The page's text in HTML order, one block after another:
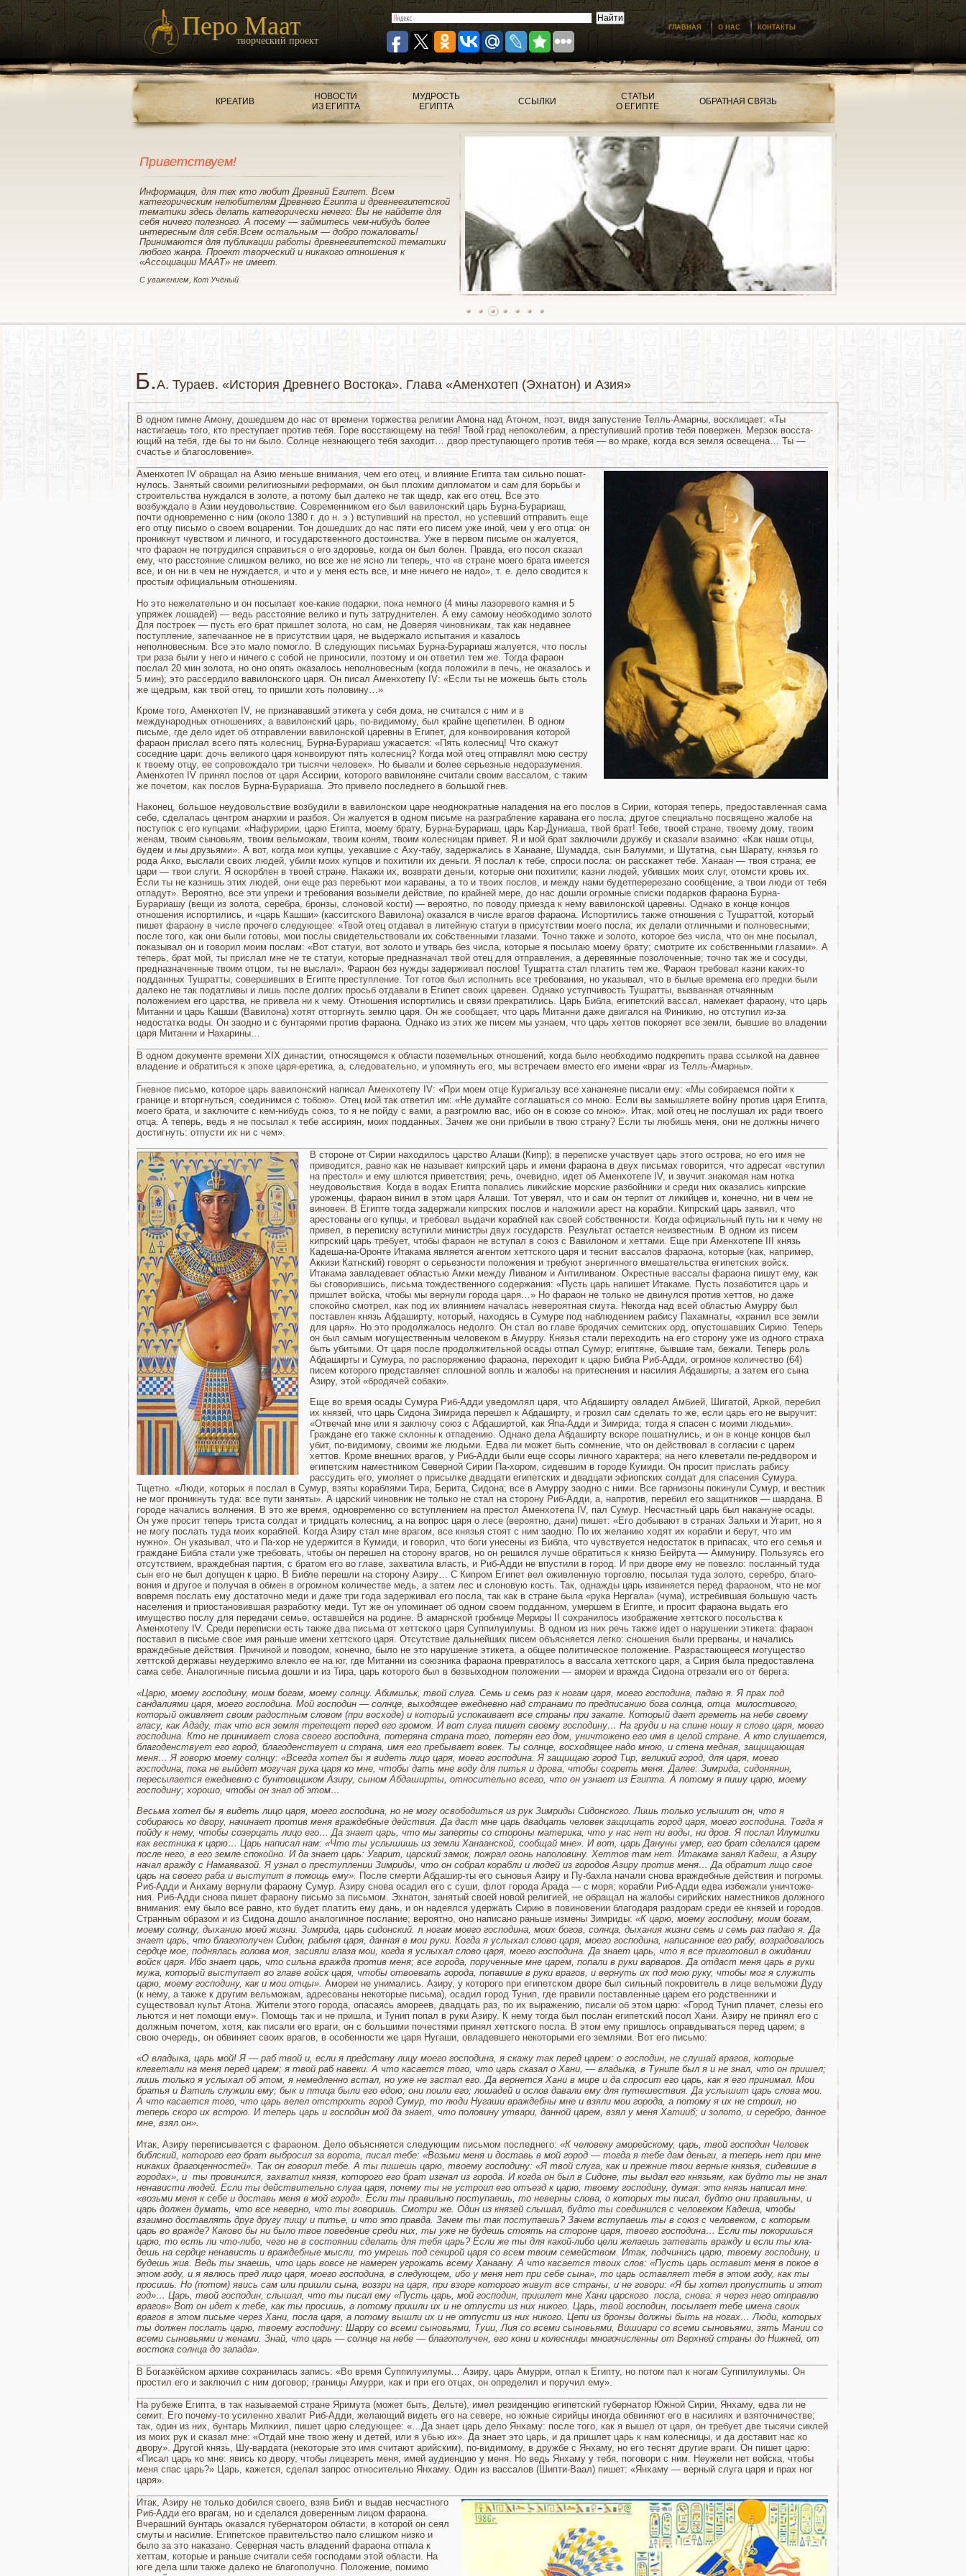
Перо Маат
творческий проект
ГЛАВНАЯ О НАС КОНТАКТЫ
КРЕАТИВ
НОВОСТИ
ИЗ ЕГИПТА
МУДРОСТЬ
ЕГИПТА
ССЫЛКИ
СТАТЬИ
О ЕГИПТЕ
ОБРАТНАЯ СВЯЗЬ
Приветствуем!
Информация, для тех кто любит Древний Египет. Всем
категорическим нелюбителям Древнего Египта и древнеегипетской
тематики здесь делать категорически нечего: Вы не найдете для
себя ничего полезного. А посему — займитесь чем-нибудь более
интересным для себя.Всем остальным — добро пожаловать!
Принимаются для публикации работы древнеегипетской тематики
любого жанра. Проект творческий и никакого отношения к
«Ассоциации МААТ» не имеет.
С уважением, Кот Учёный
1 2 3 4 5 6 7
Б.А. Тураев. «История Древнего Востока». Глава «Аменхотеп (Эхнатон) и Азия»
В одном гимне Амону, до­шедшем до нас от времени торжества религии Амона над Атоном, поэт, видя запу­стение Телль-Амарны, вос­клицает: «Ты
настигаешь того, кто преступает против тебя. Горе восстающему на тебя! Твой град непоколебим, а преступивший против тебя повержен. Мерзок восста­
ющий на тебя, где бы то ни было. Солнце незнающего тебя заходит… двор престу­пающего против тебя — во мраке, когда вся земля ос­вещена… Ты —
счастье и благословение».
Аменхотеп IV обращал на Азию меньше внимания, чем его отец, и влияние Египта там сильно пошат­
нулось. Занятый своими религиозными реформа­ми, он был плохим дипломатом и сам для борьбы и
строительства нуждался в золоте, а потому был далеко не так щедр, как его отец. Все это
возбуждало в Азии неудовольствие. Современником его был вавилонский царь Бурна-Бурариаш,
почти одновременно с ним (около 1380 г. до н. э.) вступивший на престол, но успевший отправить еще
его отцу письмо о своем воцарении. Тон дошедших до нас пяти его писем уже иной, чем у его отца: он
проникнут чувством и личного, и го­сударственного достоинства. Уже в первом письме он жалу­ется,
что фараон не потрудился справиться о его здоровье, когда он был болен. Правда, его посол сказал
ему, что рас­стояние слишком велико, но все же не ясно ли теперь, что «в стране моего брата имеется
все, и он ни в чем не нуждается, и что и у меня есть все, и мне ничего не надо», т. е. дело сводит­ся к
простым официальным отношениям.
Но это нежелательно и он посылает кое-какие подарки, пока немного (4 мины лазоревого камня и 5
упряжек лошадей) — ведь расстояние велико и путь затруднителен. А ему самому необходимо золото
Для построек — пусть его брат пришлет золота, но сам, не Доверяя чиновникам, так как недавнее
поступление, запечаанное не в присутствии царя, не выдержало испытания и казалось
неполновесным. Все это мало помогло. В следующих письмах Бурна-Бурариаш жалуется, что послы
три раза были у него и ничего с собой не приносили, поэтому и он ответил тем же. Тогда фараон
послал 20 мин золота, но оно опять оказалось неполновесным (когда положили в печь, не оказалось и
5 мин); это рассердило вавилонского царя. Он писал Аменхотепу IV: «Если ты не можешь быть столь
же щедрым, как твой отец, то пришли хоть половину…»
Кроме того, Аменхотеп IV, не признававший этикета у себя дома, не считался с ним и в
международных отношениях, а вавилонс­кий царь, по-видимому, был крайне щепетилен. В одном
письме, где дело идет об отправлении вавилонской царевны в Египет, для конвоирования которой
фараон прислал всего пять колесниц, Бурна-Бурариаш ужасается: «Пять колес­ниц! Что скажут
соседние цари: дочь великого царя конвои­руют пять колесниц? Когда мой отец отправлял мою сестру
к твоему отцу, ее сопровождало три тысячи человек». Но бы­вали и более серьезные недоразумения.
Аменхотеп IV при­нял послов от царя Ассирии, которого вавилоняне считали своим вассалом, с таким
же почетом, как послов Бурна-Бурариаша. Это привело последнего в большой гнев.
Наконец, большое неудовольствие возбудили в вавилон­ском царе неоднократные нападения на его послов в Сирии, которая теперь, предоставленная сама
себе, сделалась цен­тром анархии и разбоя. Он жалуется в одном письме на раз­грабление каравана его посла; другое специально посвяще­но жалобе на
поступок с его купцами: «Нафуририи, царю Египта, моему брату, Бурна-Бурариаш, царь Кар-Дуниаша, твой брат! Тебе, твоей стране, твоему дому, твоим
женам, тво­им сыновьям, твоим вельможам, твоим коням, твоим колес­ницам привет. Я и мой брат заключили дружбу и сказали взаимно: «Как наши отцы,
будем и мы друзьями». А вот, ког­да мои купцы, уехавшие с Аху-табу, задержались в Ханаане, Шумадда, сын Балумми, и Шутатна, сын Шарату, князья го
рода Акко, выслали своих людей, убили моих купцов и похитили их деньги. Я послал к тебе, спроси посла: он расскажет тебе. Ханаан — твоя страна; ее
цари — твои слуги. Я оскорблен в твоей стране. Накажи их, возврати деньги, которые они похитили; казни людей, убивших моих слуг, отомсти кровь их.
Если ты не казнишь этих людей, они еще раз пере­бьют мои караваны, а то и твоих послов, и между нами будетперерезано сообщение, а твои люди от тебя
отпадут». Beроятно, все эти упреки и требования возымели действие, по крайней мере, до нас дошли огромные списки подарков фа­раона Бурна-
Бурариашу (вещи из золота, серебра, бронзы, слоновой кости) — вероятно, по поводу приезда к нему вави­лонской царевны. Однако в конце концов
отношения испор­тились, и «царь Кашши» (касситского Вавилона) оказался в числе врагов фараона. Испортились также отношения с Тушраттой, который
пи­шет фараону в числе прочего следующее: «Твой отец отда­вал в литейную статуи в присутствии моего посла; их делали отличными и полновесными;
после того, как они были гото­вы, мои послы свидетельствовали их собственными глазами. Точно также и золото, которое без числа, что он мне посылал,
показывал он и говорил моим послам: «Вот статуи, вот золото и утварь без числа, которые я посылаю моему брату; смотри­те их собственными глазами». А
теперь, брат мой, ты при­слал мне не те статуи, которые предназначал твой отец для отправления, а деревянные позолоченные; точно так же и со­суды,
предназначенные твоим отцом, ты не выслал». Фараон без нужды задерживал послов! Тушратта стал платить тем же. Фараон требовал казни каких-то
подданных Тушратты, совершивших в Египте преступление. Тот готов был испол­нить все требования, но указывал, что в былые времена его предки были
далеко не так податливы и лишь после долгих просьб отдавали в Египет своих царевен. Однако уступчи­вость Тушратты, вызванная отчаянным
положением его цар­ства, не привела ни к чему. Отношения испортились и связи прекратились. Царь Библа, египетский вассал, намекает фараону, что царь
Митанни и царь Кашши (Вавилона) хотят отторгнуть землю царя. Он же сообщает, что царь Митанни даже двигался на Финикию, но отступил из-за
недостатка воды. Он заодно и с бунтарями против фараона. Однако из этих же писем мы узнаем, что царь хеттов покоряет все зем­ли, бывшие во владении
царя Митанни и Нахарины…
В одном документе вре­мени XIX династии, относя­щемся к области поземель­ных отношений, когда было необходимо подкрепить пра­ва ссылкой на давнее
вла­дение и обратиться к эпохе царя-еретика, а, следова­тельно, и упомянуть его, мы встречаем вместо его име­ни «враг из Телль-Амарны».
Гневное письмо, которое царь вавилонский написал Аменхотепу IV: «При моем отце Куригальзу все хананеяне писали ему: «Мы соби­раемся пойти к
границе и вторгнуться, соединимся с то­бою». Отец мой так отве­тил им: «Не думайте согла­шаться со мною. Если вы за­мышляете войну против царя Египта,
моего брата, и заклю­чите с кем-нибудь союз, то я не пойду с вами, а разгром­лю вас, ибо он в союзе со мною». Итак, мой отец не послушал их ради твоего
отца. А теперь, ведь я не по­сылал к тебе ассириян, моих подданных. Зачем же они прибыли в твою страну? Если ты любишь меня, они не дол­жны ничего
достигнуть: от­пусти их ни с чем».
В стороне от Сирии находилось царство Алаши (Кипр); в переписке участвует царь этого острова, но его имя не
приво­дится, равно как не называет кипрский царь и имени фараона в двух письмах говорится, что адресат «вступил
на пре­стол» и ему шлются приветствия; речь, очевидно, идет об Аменхотепе IV, и звучит знакомая нам нотка
неудовольствия. Когда в водах Египта попались ликийские морские разбойники и среди них оказались кипрские
уроженцы, фараон винил в этом царя Алаши. Тот уверял, что и сам он терпит от ликийцев и, конечно, ни в чем не
виновен. В Египте тогда задержали кипрских послов и наложили арест на корабли. Кипрский царь заявил, что
арестованы его купцы, и требо­вал выдачи кораблей как своей собственности. Когда офи­циальный путь ни к чему не
привел, в переписку вступили министры двух государств. Результат остается неизвестным. В одном из писем
кипрский царь требует, чтобы фараон не вступал в союз с Вавилоном и хеттами. Еще при Аменхотепе III князь
Кадеша-на-Оронте Итакама является агентом хеттского царя и теснит вассалов фа­раона, которые (как, например,
Аккизи Катнский) говорят о серьезности положения и требуют энергичного вмеша­тельства египетских войск.
Итакама завладевает областью Амки между Ливаном и Антиливаном. Окрестные вассалы фараона пишут ему, как
бы сговорившись, письма тожде­ственного содержания: «Пусть царь напишет Итакаме. Пусть позаботится царь и
пришлет войска, чтобы мы вер­нули города царя…» Но фараон не только не двинулся про­тив хеттов, но даже
спокойно смотрел, как под их влиянием началась невероятная смута. Некогда над всей областью Амурру был
поставлен князь Абдаширту, который, нахо­дясь в Сумуре под наблюдением рабису Пахамнаты, «хра­нил все земли
для царя». Но это продолжалось недолго. Он стал во главе бродячих семитских орд, опустошавших Сирию. Теперь
он был самым могущественным человеком в Амурру. Князья стали переходить на его сторону уже из одного страха
быть убитыми. От царя после продолжитель­ной осады отпал Сумур; египтяне, бывшие там, бежали. Теперь роль
Абдаширты и Сумура, по распоряжению фа­раона, переходит к царю Библа Риб-Адди, огромное коли­чество (64)
писем которого представляет сплошной вопль и жалобы на притеснения и насилия Абдаширты, а затем его сына
Азиру, этой «бродячей собаки».
Еще во время оса­ды Сумура Риб-Адди уведомлял царя, что Абдаширту овла­дел Амбией, Шигатой, Аркой, перебил
их князей, что царь Сидона Зимрида перешел к Абдаширту, и грозил сам сде­лать то же, если царь его не выручит:
«Отвечай мне или я заключу союз с Абдаширтой, как Япа-Адди и Зимрида; тог­да я спасен с моими людьми».
Граждане его также склонны к отпадению. Однако дела Абдаширту вскоре пошатнулись, и он в конце концов был
убит, по-видимому, своими же людьми. Едва ли может быть сомнение, что он действовал в согласии с царем
хеттов. Кроме внешних врагов, у Риб-Адди были еще ссоры личного характера; на него клеветали пе-реддвором и
египетским наместником Северной Сирии Па-хором, сидевшим в городе Кумиди. Он просит прислать ра­бису
рассудить его, умоляет о присылке двадцати египетс­ких и двадцати эфиопских солдат для спасения Сумура.
Тщетно. «Люди, которых я послал в Сумур, взяты корабля­ми Тира, Берита, Сидона; все в Амурру заодно с ними. Все гарнизоны покинули Сумур, и вестник
не мог проникнуть туда: все пути заняты». А царский чиновник не только не стал на сторону Риб-Адди, а, напротив, перебил его защитников — шардана. В
городе начались волнения. В это же время, одновременно со вступлением на престол Аменхотепа IV, пал Сумур. Несчастный царь был накануне осады.
Он уже просит теперь триста солдат и тридцать ко­лесниц, а на вопрос царя о лесе (вероятно, дани) пишет: «Его добывают в странах Зальхи и Угарит, но я
не могу послать туда моих кораблей. Когда Азиру стал мне врагом, все кня­зья стоят с ним заодно. По их желанию ходят их корабли и берут, что им
нужно». Он указывал, что и Па-хор не удер­жится в Кумиди, и говорил, что боги унесены из Библа, что чувствуется недостаток в припасах, что его семья и
гражда­не Библа стали уже требовать, чтобы он перешел на сторо­ну врагов, но он решился лучше обратиться к князю Бейру­та — Аммуниру. Пользуясь его
отсутствием, враждебная партия, с братом его во главе, захватила власть, и Риб-Адди не впустили в город. И при дворе ему не повезло: послан­ный туда
сын его не был допущен к царю. В Библе перешли на сторону Азиру… С Кипром Египет вел ожив­ленную торговлю, посылая туда золото, серебро, благо­
вония и другое и получая в обмен в огромном количе­стве медь, а затем лес и сло­новую кость. Так, однажды царь извиняется перед фара­оном, что не мог
вовремя послать ему достаточно меди и даже три года задерживал его посла, так как в стране была «рука Нергала» (чума), истребившая большую часть
населения и приостановившая разработку меди. Тут же он упоминает об одном своем подданном, умершем в Егип­те, и просит фараона выдать его
имущество послу для пе­редачи семье, оставшейся на родине. В амарнской гробнице Мериры II сохранилось изобра­жение хеттского посольства к
Аменхотепу IV. Среди пе­реписки есть также два пись­ма от хеттского царя Суппилуилумы. В одном из них речь также идет о нарушении эти­кета: фараон
поставил в письме свое имя раньше имени хеттского царя. От­сутствие дальнейших писем объясняется легко: сношения были прерваны, и начались
враждебные действия. При­чиной и поводом, конечно, было не это нарушение эти­кета, а общее политическое положение. Разрастающее­ся могущество
хеттской дер­жавы неудержимо влекло ее на юг, где Митанни из со­юзника фараона преврати­лось в вассала хеттского царя, а Сирия была предоставле­на
сама себе. Аналогичные письма дошли и из Тира, царь которого был в безвыходном положении — амореи и вражда Сидона отре­зали его от берега:
«Царю, моему господину, моим богам, моему солнцу. Абимильк, твой слуга. Семь и семь раз к ногам царя, мо­его господина, падаю я. Я прах под
сандалиями царя, моего господина. Мой господин — солнце, выходящее ежедневно над странами по предписанию бога солнца, отца милостивого,
который оживляет своим ра­достным словом (при восходе) и который успокаивает все страны при закате. Который дает греметь на небе своему
гласу, как Ададу, так что вся земля трепещет перед его громом. И вот слуга пишет своему господину… На груди и на спине ношу я слово царя, моего
гос­подина. Кто не принимает слова своего господина, по­теряна страна того, потерян его дом, уничтожено его имя в целой стране. А кто слушается,
благоден­ствует его город, благоденствует и страна, имя его пребывает вовек. Ты солнце, восходящее надо мною, и стена медная, защищающая
меня… Я говорю моему сол­нцу: «Всегда хотел бы я видеть лицо царя, моего госпо­дина. Я защищаю город Тир, великий город, для царя, моего
господина, пока не выйдет могучая рука царя ко мне, чтобы дать мне воду для питья и дрова, чтобы согреть меня. Далее: Зимрида, сидонянин,
пересы­лается ежедневно с бунтовщиком Азиру, сыном Абдаширты, относительно всего, что он узнает из Егип­та. А потому я пишу царю, моему
господину; хорошо, чтобы он знал об этом…
Весьма хотел бы я видеть лицо царя, моего господи­на, но не могу освободиться из рук Зимриды Сидонского. Лишь только услышит он, что я
собираюсь ко дво­ру, начинает против меня враждебные действия. Да даст мне царь двадцать человек защищать город царя, моего господина. Тогда я
пойду к нему, чтобы созер­цать лицо его… Да знает царь, что мы заперты со сто­роны материка, что у нас нет ни воды, ни дров. Я по­слал Илумилки
как вестника к царю… Царь написал нам: «Что ты услышишь из земли Ханаанской, сообщай мне». И вот, царь Дануны умер, его брат сделался царем
пос­ле него, в его земле спокойно. И да знает царь: Угарит, царский замок, пожрал огонь наполовину. Хеттов там нет. Итакама занял Кадеш, а Азиру
начал вражду с Намаявазой. Я узнал о преступлении Зимриды, что он со­брал корабли и людей из городов Азиру против меня… Да обратит лицо свое
царь на своего раба и выступит в помощь ему».
После смерти Абдашир-ты его сыновья Азиру и Пу-бахла начали снова враж­дебные действия и погро­мы.
Риб-Адди и Анхаму вернули фараону Сумур. Азиру снова осадил его с суши, флот города Арада — с моря; корабли Риб-Адди едва избежали уничтоже­
ния. Риб-Адди снова пишет фараону письмо за пись­мом. Эхнатон, занятый своей но­вой религией, не обращал на жалобы сирийских намест­ников должного
внимания: ему было все равно, кто бу­дет платить ему дань, и он надеялся удержать Сирию в повиновении благодаря раз­дорам среди ее князей и городов.
Странным образом и из Сидона дошло аналогичное по­слание; вероятно, оно написано раньше измены Зимриды: «К царю, моему господину, моим богам,
моему солн­цу, дыханию моей жизни. Зимрида, царь сидонский. л ногам моего господина, моих богов, солнца, дыхания жизни семь и семь раз падаю я. Да
знает царь, что бла­гополучен Сидон, рабыня царя, данная в мои руки. Ког­да я услыхал слово царя, моего господина, написанное его рабу, возрадовалось
сердце мое, поднялась голова моя, засияли глаза мои, когда я услыхал слово царя, мо­его господина. Да знает царь, что я все приготовил в ожидании
войск царя. Ибо знает царь, что сильна враж­да против меня; все города, порученные мне царем, по­пали в руки варваров. Да отдаст меня царь в руки
мужа, который выступает во главе войск царя, чтобы отво­евать города, попавшие в руки врагов, и вернуть их под мою руку, чтобы мог я служить
царю, моему господи­ну, как и мои отцы». Амореи не унимались. Азиру, у которого при египетском дворе был сильный покровитель в лице вельможи Дуду
(к нему, а также к другим вельможам, адресованы некоторые письма), осадил город Тунип, где правили поставленные ца­рем его родственники и
существовал культ Атона. Жители этого города, опасаясь амореев, двадцать раз, по их выраже­нию, писали об этом царю: «Город Тунип плачет, слезы его
льются и нет помощи ему». Помощь так и не пришла, и Ту­нип попал в руки Азиру. К нему тогда был послан египетский посол Хани. Азиру не принял его с
должным почетом, хотя, как писали его враги, он с большими почестями принял хет­тского посла. В этом ему пришлось оправдываться перед ца­рем; в
свою очередь, он обвиняет своих врагов, в особенности же царя Нугаши, овладевшего некоторыми его землями. Вот его письмо:
«О владыка, царь мой! Я — раб твой и, если я пред­стану лицу моего господина, я скажу так перед царем: о господин, не слушай врагов, которые
клеветали на меня перед царем; я твой раб навеки. А что касается того, что царь сказал о Хани, — владыка, в Тунипе был я и не знал, что он пришел;
лишь только я услыхал об этом, я немедленно встал, но уже не застал его. Да вернется Хани в мире и да спросит его царь, как я его принимал. Мои
братья и Ватиль служили ему; бык и птица были его едою; они поили его; лошадей и ослов давали ему для путешествия. Да услышит царь слова мои.
А что касается того, что царь велел отстроить город Сумур, то люди Нугаши враждебны мне и взяли мои города, а потому я их не строил, но
теперь скоро их встрою. И теперь царь и господин мой да знает, что половину утвари, данной царем, взял у меня Хатииб; и золото, и серебро, данное
мне, взял он».
Итак, Азиру переписывается с фараоном. Дело объясняется следующим письмом последнего: «К человеку аморейскому, царь, твой господин Человек
библский, которого его брат выбросил за ворота, писал тебе: «Возьми меня и доставь в мой город — тогда я тебе дам деньги, а теперь нет при мне
ника­ких драгоценностей». Так он говорил тебе. А ты пи­шешь царю, твоему господину: «Я твой слуга, как и прежние твои верные князья, сидевшие в
городах», и ты провинился, захватил князя, которого его брат изгнал из города. И когда он был в Сидоне, ты выдал его князьям, как будто ты не знал
ненависти людей. Если ты действительно слуга царя, почему ты не устроил его отъезд к царю, твоему господину, думая: это князь написал мне:
«возьми меня к себе и доставь меня в мой город». Если ты правильно поступаешь, то не­верны слова, о которых ты писал, будто они правиль­ны, и
царь должен думать, что все неверно, что ты говоришь. Смотри же. Один из князей слышал, будто ты соединился с человеком Кадеша, чтобы
взаимно до­ставлять друг другу пищу и питье, и что это правда. Зачем ты так поступаешь? Зачем вступаешь ты в союз с человеком, с которым
царь во вражде? Каково бы ни было твое поведение среди них, ты уже не бу­дешь стоять на стороне царя, твоего господина… Если ты покоришься
царю, то есть ли что-либо, чего не в состоянии сделать для тебя царь? Если же ты для ка­кой-либо цели желаешь затевать вражду и если ты кла­
дешь на сердце ненависть и враждебные мысли, то умрешь под секирой царя со всем твоим семейством. Итак, подчинись царю, твоему господину, и
будешь жив. Ведь ты знаешь, что царь вовсе не намерен угрожать всему Ханаану. А что касается твоих слов: «Пусть царь оставит меня в покое в
этом году, и я явлюсь пред лицо царя, моего господина, в следующем, ибо у меня нет при себе сына», то царь оставляет тебя в этом году, как ты
просишь. Но (потом) явись сам или пришли сына, воззри на царя, при взоре которого живут все страны, и не говори: «Я бы хотел пропустить и этот
год»… Царь, твой господин, слышал, что ты писал ему «Пусть царь, мой господин, пришлет мне Хани царского посла, снова: я через него отправлю
врагов» Вот он идет к тебе, как ты просишь, а потому пришли их и не отпусти из них никого. Царь, твой господин, посылает тебе имена своих
врагов в этом письме через Хани, посла царя, а потому вышли их и не отпусти из них никого. Цепи из бронзы должны быть на ногах… Люди, которых
ты должен послать царю, твоему гос­подину: Шарру со всеми сыновьями, Туии, Лия со всеми сыновьями, Вишиари со всеми сыновьями, зять Мании со
всеми сыновьями и женами. Знай, что царь — солнце на небе — благополучен, его кони и колесницы многочис­ленны от Верхней страны до Нижней, от
востока сол­нца до запада».
В Богазкёйском архиве сохранилась запись: «Во вре­мя Суппилуилумы… Азиру, царь Амурри, отпал к Египту, но потом пал к ногам Суппи­луилумы. Он
простил его и заключил с ним договор; границы Амурри, как и при его отцах, он определил и поручил ему».
На рубеже Египта, в так на­зываемой стране Яримута (может быть, Дельте), имел резиденцию египетский гу­бернатор Южной Сирии, Янхаму, едва ли не
семит. Его почему-то усиленно хвалит Риб-Адди, желающий видеть его на севере, но южные си­рийцы иногда обвиняют его в насилиях и взяточничестве;
так, один из них, бунтарь Милкиил, пишет царю следую­щее: «…Да знает царь дело Янхаму: после того, как я вы­шел от царя, он требует две тысячи сиклей
из моих рук и сказал мне: «Отдай мне твою жену и детей, или я убью их». Да знает это царь, и да пришлет царь к нам ко­лесницы, и да доставит нас ко
двору». Другой князь, Шу-вардата (некоторые это имя считают арийским), по-види­мому, в дружбе с Янхаму, но его теснят другие враги. Он пишет царю:
«Писал царь ко мне: явись ко двору, чтобы лицезреть меня, имей ауди­енцию у меня. Но ведь Янха­му у тебя, поговори с ним. Неужели нет войска, чтобы
меня спас царь?» Царь, ка­жется, сделал запрос отно­сительно Янхаму. Один из вассалов (Шипти-Ваал) пи­шет: «Янхаму — верный слу­га царя и прах ног
царя».
Итак, Азиру не только добился своего, взяв Библ и выдав несчастного
Риб-Адди его врагам, но и сделался доверенным лицом фараона.
Вчерашний бунтарь оказался губернатором области, в которой он сеял
смуты и насилие. Египетское пра­вительство пало слишком низко и
было за это наказано. Северная часть владений фараона отпала к
хеттам, кото­рые и раньше считали себя господами этой области. На
юге дела шли также далеко не благополучно. Положе­ние, помимо